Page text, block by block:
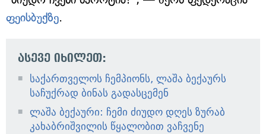
ფეისბუქზე.
ასევე იხილეთ:
საქართველოს ჩემპიონს, ლაშა ბექაურს
საჩუქრად ბინას გადასცემენ
ლაშა ბექაური: ჩემი ძიუდო დღეს ზურაბ
კახაბრიშვილის წყალობით ვაჩვენე